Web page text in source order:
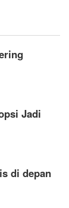
Jadi
di depan